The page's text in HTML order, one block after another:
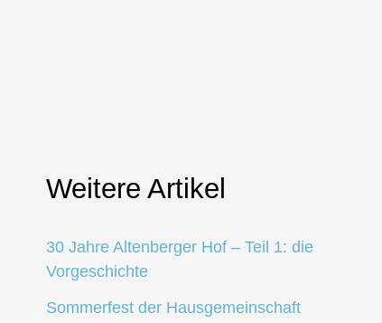
Weitere Artikel
30 Jahre Altenberger Hof – Teil 1: die
Vorgeschichte
Sommerfest der Hausgemeinschaft